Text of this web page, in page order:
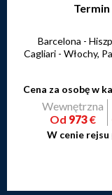
Termin
Barcelona -
Cagliari - Włochy,
Cena za osobę w
Wewnętrzna
Od 973€
W cenie